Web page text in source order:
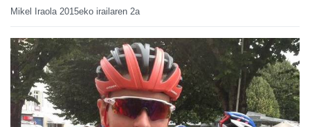
Mikel Iraola 2015eko irailaren 2a